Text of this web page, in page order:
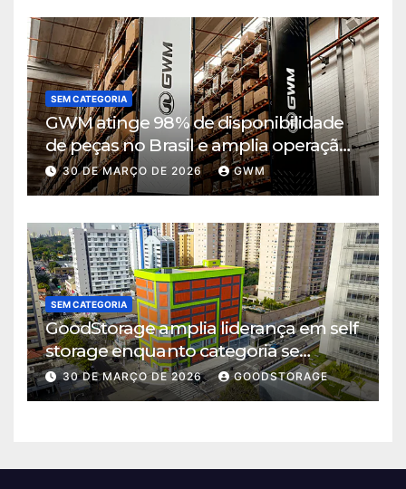
SEM CATEGORIA
GWM atinge 98% de disponibilidade
de peças no Brasil e amplia operação
logística em Cajamar
30 DE MARÇO DE 2026 GWM
SEM CATEGORIA
GoodStorage amplia liderança em self
storage enquanto categoria se
consolida em São Paulo
30 DE MARÇO DE 2026 GOODSTORAGE